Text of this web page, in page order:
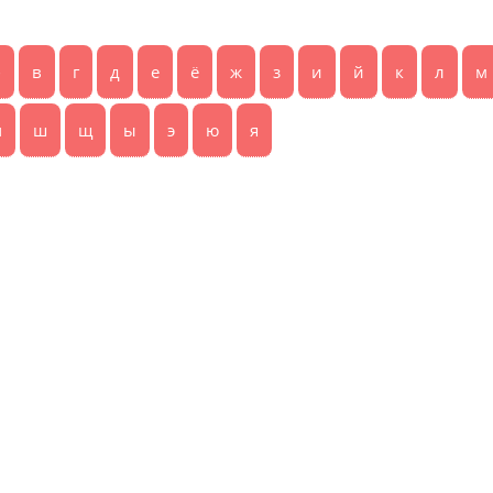
в г д е ё ж з и й к л м
ш щ ы э ю я